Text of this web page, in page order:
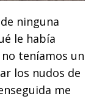
ninguna
le había
teníamos un
los nudos de
me